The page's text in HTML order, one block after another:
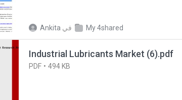
Ankita في My 4shared
Industrial Lubricants Market (6).pdf
PDF 494 KB